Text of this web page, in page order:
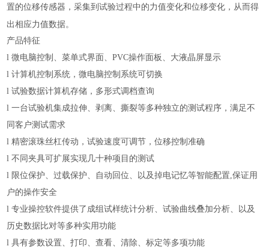
置的位移传感器，采集到试验过程中的力值变化和位移变化， 从而得
出相应力值数据。
产品特征
l微电脑控制、菜单式界面、PVC操作面板、大液晶屏显示
l计算机控制系统，微电脑控制系统可切换
l试验数据计算机存储，多形式调档查询
l一台试验机集成拉伸、剥离、撕裂等多种独立的测试程序，满足不
同客户测试需求
l精密滚珠丝杠传动，试验速度可调节，位移控制准确
l不同夹具可扩展实现几十种项目的测试
l 限位保护、过载保护、自动回位、以及掉电记忆等智能配置,保证用
户的操作安全
l专业操控软件提供了成组试样统计分析、试验曲线叠加分析、以及
历史数据比对等多种实用功能
l具有参数设置、打印、查看、清除、标定等多项功能